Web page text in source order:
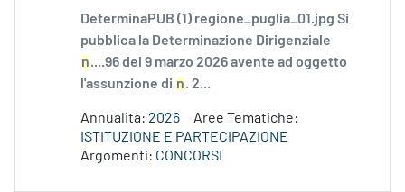
DeterminaPUB (1) regione_puglia_01.jpg Si
pubblica la Determinazione Dirigenziale
n....96 del 9 marzo 2026 avente ad oggetto
l'assunzione di n. 2...
Annualità: 2026
Aree Tematiche:
ISTITUZIONE E PARTECIPAZIONE
Argomenti: CONCORSI